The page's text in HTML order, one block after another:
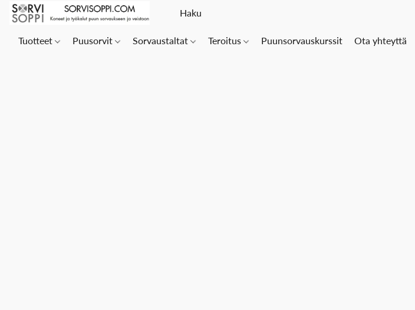
Tuotteet Puusorvit Sorvaustaltat Teroitus Puunsorvauskurssit Ota yhteyttä